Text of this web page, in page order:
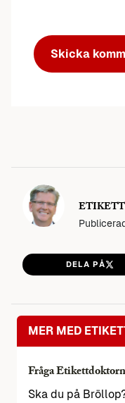
DELA PÅ
MER MED
Fråga
Ska du på